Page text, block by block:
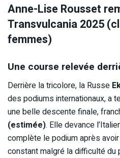
Anne-Lise Rousset
Transvulcania 2025
femmes)
Une course relevée
Derrière la tricolore, la Russe
des podiums internationaux, a
une belle descente finale,
(estimée). Elle devance
complète le podium après
constant malgré la difficulté du